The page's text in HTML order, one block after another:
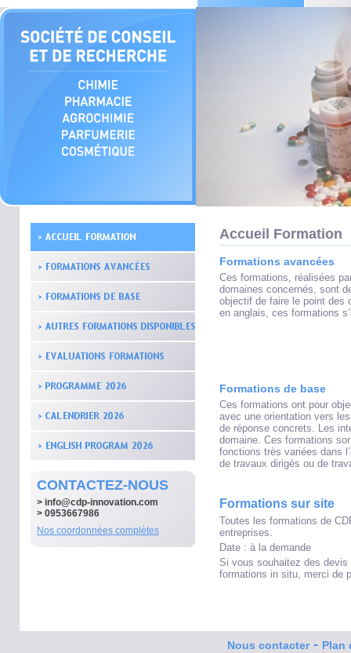
CONTACTEZ-NOUS
> info@cdp-innovation.com
> 0953667986
Nos coordonnées complètes
Accueil Formation
Formations avancées
Ces formations, réalisées
domaines concernés, sont
objectif de faire le point des
en anglais, ces formations
Formations de base
Ces formations ont pour
avec une orientation vers
de réponse concrets. Les
domaine. Ces formations
fonctions très variées dans
de travaux dirigés ou de
Formations sur site
Toutes les formations de
entreprises.
Date : à la demande
Si vous souhaitez des
formations in situ, merci de
Nous contacter- Plan